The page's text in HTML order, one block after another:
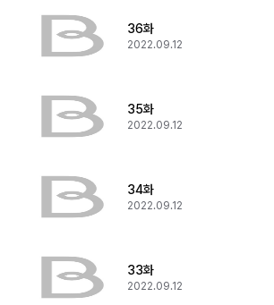
36화
2022.09.12
35화
2022.09.12
34화
2022.09.12
33화
2022.09.12